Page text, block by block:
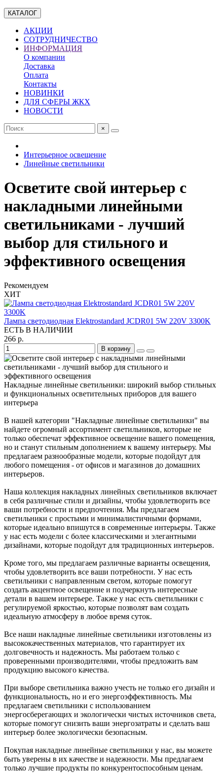
КАТАЛОГ
АКЦИИ
СОТРУДНИЧЕСТВО
ИНФОРМАЦИЯ
О компании
Доставка
Оплата
Контакты
НОВИНКИ
ДЛЯ СФЕРЫ ЖКХ
НОВОСТИ
×
Интерьерное освещение
Линейные светильники
Осветите свой интерьер с
накладными линейными
светильниками - лучший
выбор для стильного и
эффективного освещения
Рекомендуем
ХИТ
Лампа светодиодная Elektrostandard JCDR01 5W 220V 3300K
ЕСТЬ В НАЛИЧИИ
266 р.
В корзину
Накладные линейные светильники: широкий выбор стильных
и функциональных осветительных приборов для вашего
интерьера
В нашей категории "Накладные линейные светильники" вы
найдете огромный ассортимент светильников, которые не
только обеспечат эффективное освещение вашего помещения,
но и станут стильным дополнением к вашему интерьеру. Мы
предлагаем разнообразные модели, которые подойдут для
любого помещения - от офисов и магазинов до домашних
интерьеров.
Наша коллекция накладных линейных светильников включает
в себя различные стили и дизайны, чтобы удовлетворить все
ваши потребности и предпочтения. Мы предлагаем
светильники с простыми и минималистичными формами,
которые идеально впишутся в современные интерьеры. Также
у нас есть модели с более классическими и элегантными
дизайнами, которые подойдут для традиционных интерьеров.
Кроме того, мы предлагаем различные варианты освещения,
чтобы удовлетворить все ваши потребности. У нас есть
светильники с направленным светом, которые помогут
создать акцентное освещение и подчеркнуть интересные
детали в вашем интерьере. Также у нас есть светильники с
регулируемой яркостью, которые позволят вам создать
идеальную атмосферу в любое время суток.
Все наши накладные линейные светильники изготовлены из
высококачественных материалов, что гарантирует их
долговечность и надежность. Мы работаем только с
проверенными производителями, чтобы предложить вам
продукцию высокого качества.
При выборе светильника важно учесть не только его дизайн и
функциональность, но и его энергоэффективность. Мы
предлагаем светильники с использованием
энергосберегающих и экологически чистых источников света,
которые помогут снизить ваши энергозатраты и сделать ваш
интерьер более экологически безопасным.
Покупая накладные линейные светильники у нас, вы можете
быть уверены в их качестве и надежности. Мы предлагаем
только лучшие продукты по конкурентоспособным ценам.